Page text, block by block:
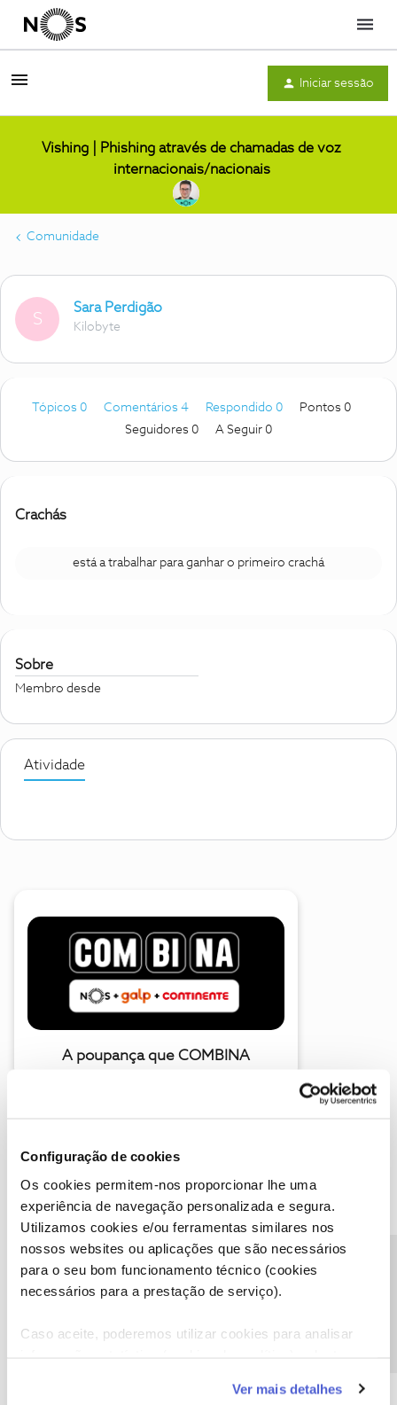
Configuração de cookies
Os cookies permitem-nos proporcionar lhe uma
experiência de navegação personalizada e segura.
Utilizamos cookies e/ou ferramentas similares nos
nossos websites ou aplicações que são necessários
para o seu bom funcionamento técnico (cookies
necessários para a prestação de serviço).
Caso aceite, poderemos utilizar cookies para analisar
funcionalidades (cookies de personalização e
Ver mais detalhes
Menu
Iniciar sessão
Vishing | Phishing através de chamadas de voz
internacionais/nacionais
Comunidade
S
Sara Perdigão
Kilobyte
Tópicos 0 Comentários 4 Respondido 0
Pontos 0
Seguidores 0 A Seguir 0
Crachás
está a trabalhar para ganhar o primeiro crachá
Sobre
Membro desde
Atividade
A poupança que COMBINA
Descubra as novidades de junho